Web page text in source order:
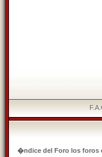
�ndice del Foro los foros